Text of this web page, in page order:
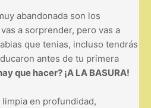
abandonada son los
a sorprender, pero vas a
que tenias, incluso tendrás
antes de tu primera
que hacer? ¡A LA BASURA!
en profundidad,